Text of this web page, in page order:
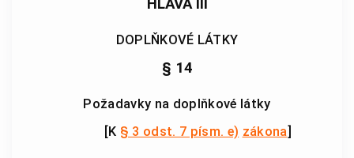
HLAVA III
DOPLŇKOVÉ LÁTKY
§ 14
Požadavky na doplňkové látky
[K § 3 odst. 7 písm. e) zákona]